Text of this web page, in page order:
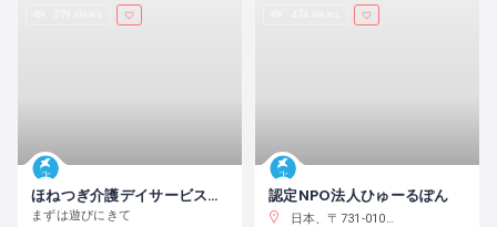
ほねつぎ介護デイサービス 緑井店
まずは遊びにきて
認定NPO法人ひゅーるぽん
日本、〒731-0102 広島県広島市安佐南区川内６丁目２８−15